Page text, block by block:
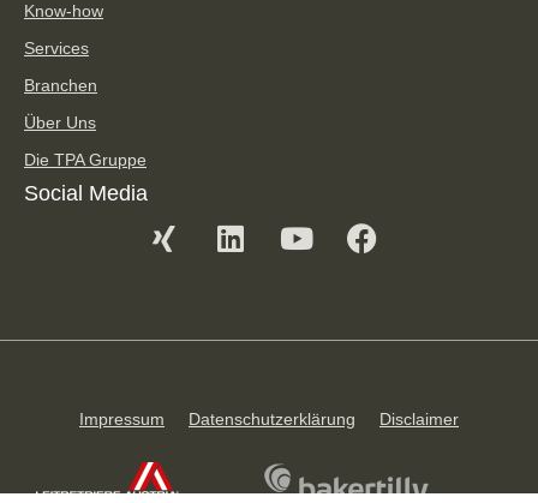
Know-how
Services
Branchen
Über Uns
Die TPA Gruppe
Social Media
Impressum Datenschutzerklärung Disclaimer